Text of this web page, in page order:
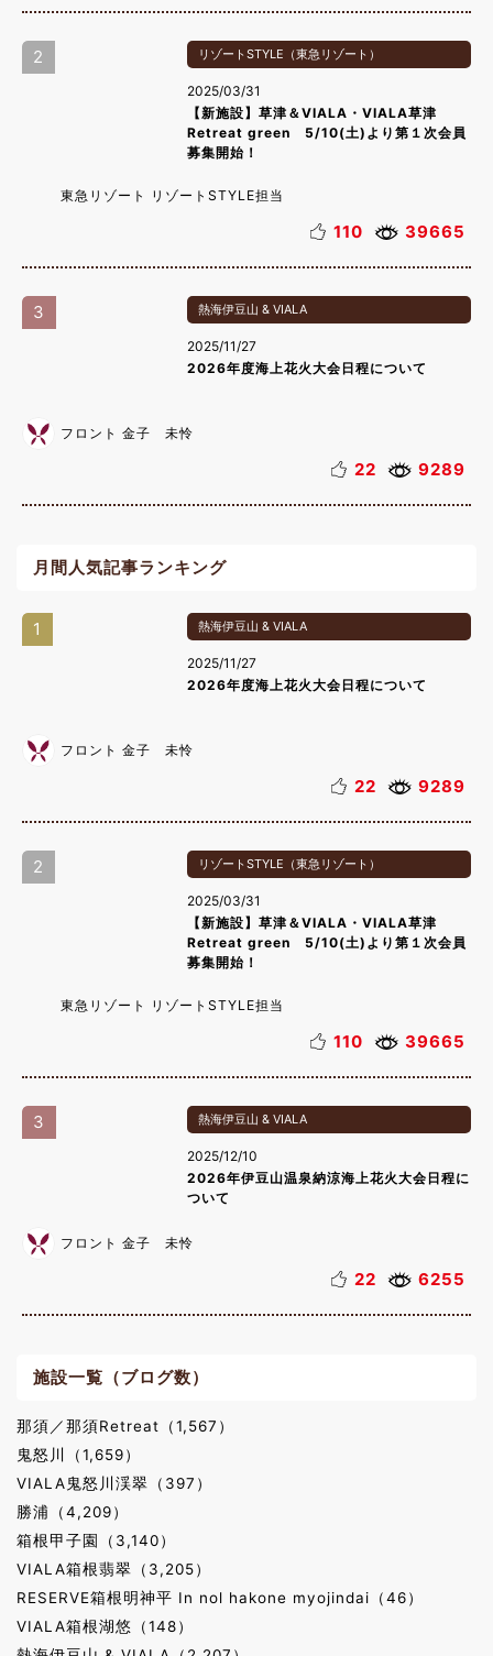
2 リゾートSTYLE（東急リゾート）
2025/03/31
【新施設】草津＆VIALA・VIALA草津
Retreat green 5/10(土)より第１次会員
募集開始！
東急リゾート リゾートSTYLE担当
110 39665
3 熱海伊豆山 & VIALA
2025/11/27
2026年度海上花火大会日程について
フロント 金子 未怜
22 9289
月間人気記事ランキング
1 熱海伊豆山 & VIALA
2025/11/27
2026年度海上花火大会日程について
フロント 金子 未怜
22 9289
2 リゾートSTYLE（東急リゾート）
2025/03/31
【新施設】草津＆VIALA・VIALA草津
Retreat green 5/10(土)より第１次会員
募集開始！
東急リゾート リゾートSTYLE担当
110 39665
3 熱海伊豆山 & VIALA
2025/12/10
2026年伊豆山温泉納涼海上花火大会日程に
ついて
フロント 金子 未怜
22 6255
施設一覧（ブログ数）
那須／那須Retreat（1,567）
鬼怒川（1,659）
VIALA鬼怒川渓翠（397）
勝浦（4,209）
箱根甲子園（3,140）
VIALA箱根翡翠（3,205）
RESERVE箱根明神平 In nol hakone myojindai（46）
VIALA箱根湖悠（148）